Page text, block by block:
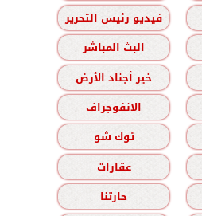
فيديو رئيس التحرير
البث المباشر
خير أجناد الأرض
الانفوجراف
توك شو
عقارات
حارتنا